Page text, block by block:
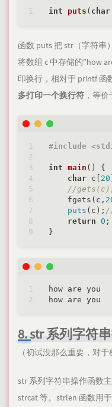
int puts ( char
函数 puts 把 str（字符串
将数组 c 中存储的"how
印换行，相对于 printf 函
多打印一个换行符 ，等价
#include
int main ()
{
char c[ 20
//gets(c);//
    fgets(c,
puts (c);
return 0 ;
how are you
8. str 系列字符
（初试没那么重要，对于
str 系列字符串操作函数
strcat 等。strlen 函数用